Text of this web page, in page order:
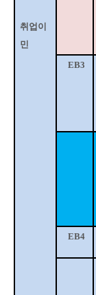
취업이
민
EB3
EB4